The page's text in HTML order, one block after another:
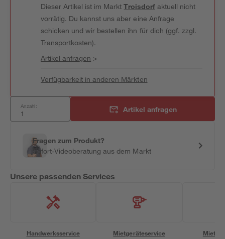
Dieser Artikel ist im MarktTroisdorfaktuell nicht
vorrätig. Du kannst uns aber eine Anfrage
schicken und wir bestellen ihn für dich (ggf. zzgl.
Transportkosten).
Artikel anfragen >
Verfügbarkeit in anderen Märkten
Anzahl: Artikel anfragen
Fragen zum Produkt?
Sofort-Videoberatung aus dem Markt
Unsere passenden Services
Handwerksservice Mietgeräteservice